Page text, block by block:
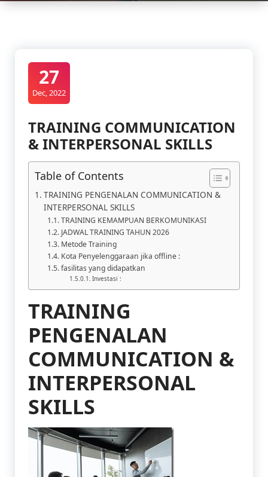
27
Dec, 2022
TRAINING COMMUNICATION
& INTERPERSONAL SKILLS
Table of Contents
TRAINING PENGENALAN COMMUNICATION &
INTERPERSONAL SKILLS
TRAINING KEMAMPUAN BERKOMUNIKASI
JADWAL TRAINING TAHUN 2026
Metode Training
Kota Penyelenggaraan jika offline :
fasilitas yang didapatkan
Investasi :
TRAINING
PENGENALAN
COMMUNICATION &
INTERPERSONAL
SKILLS